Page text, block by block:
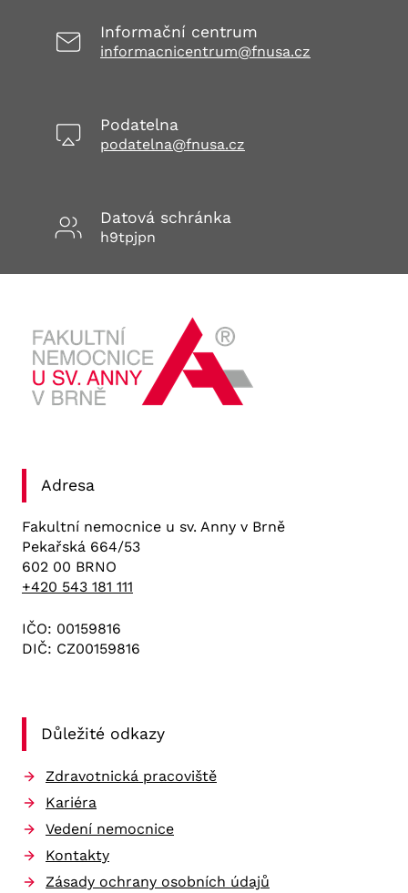
Informační centrum
informacnicentrum@fnusa.cz
Podatelna
podatelna@fnusa.cz
Datová schránka
h9tpjpn
Adresa
Fakultní nemocnice u sv. Anny v Brně
Pekařská 664/53
602 00 BRNO
+420 543 181 111
IČO: 00159816
DIČ: CZ00159816
Důležité odkazy
Zdravotnická pracoviště
Kariéra
Vedení nemocnice
Kontakty
Zásady ochrany osobních údajů